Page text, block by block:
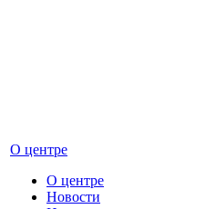
О центре
О центре
Новости